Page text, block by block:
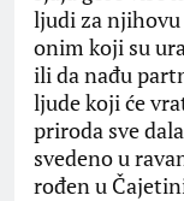
ljudi za njihovu
onim koji su
ili da nađu
ljude koji će
priroda sve
svedeno u
rođen u